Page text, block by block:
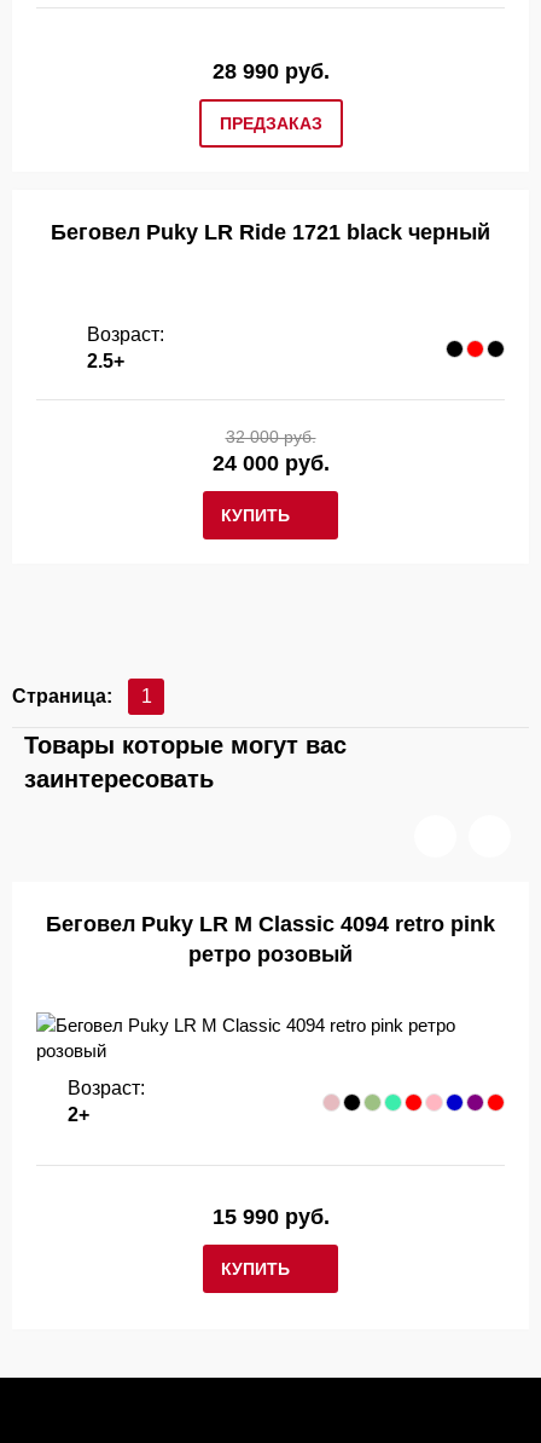
ПРЕДЗАКАЗ
28 990 руб.
Беговел Puky LR Ride 1721 black черный
Возраст:
2.5+
КУПИТЬ
32 000 руб.
24 000 руб.
Страница: 1
Товары которые могут вас
заинтересовать
Беговел Puky LR M Classic 4094 retro pink
ретро розовый
Возраст:
2+
КУПИТЬ
15 990 руб.